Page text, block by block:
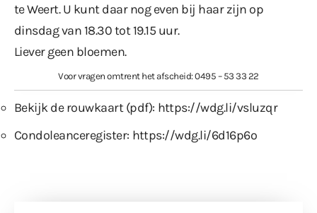
te Weert. U kunt daar nog even bij haar zijn op
dinsdag van 18.30 tot 19.15 uur.
Liever geen bloemen.
Voor vragen omtrent het afscheid: 0495 – 53 33 22
Bekijk de rouwkaart (pdf): https://wdg.li/vsluzqr
Condoleanceregister: https://wdg.li/6d16p6o